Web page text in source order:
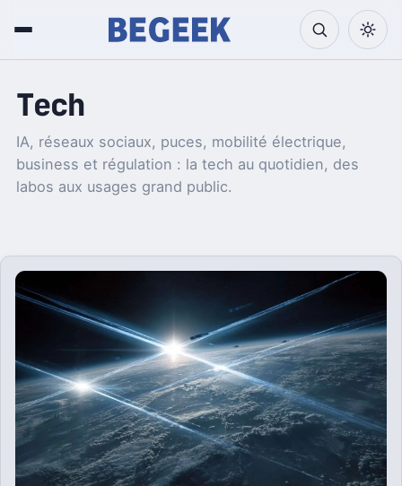
Tech
IA, réseaux sociaux, puces, mobilité électrique,
business et régulation : la tech au quotidien, des
labos aux usages grand public.